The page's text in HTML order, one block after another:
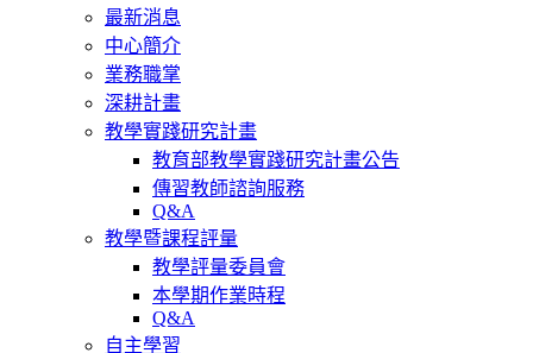
最新消息
中心簡介
業務職掌
深耕計畫
教學實踐研究計畫
教育部教學實踐研究計畫公告
傳習教師諮詢服務
Q&A
教學暨課程評量
教學評量委員會
本學期作業時程
Q&A
自主學習